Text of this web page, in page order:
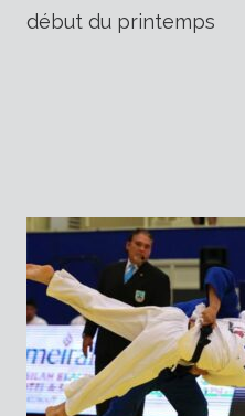
de
début du printemps